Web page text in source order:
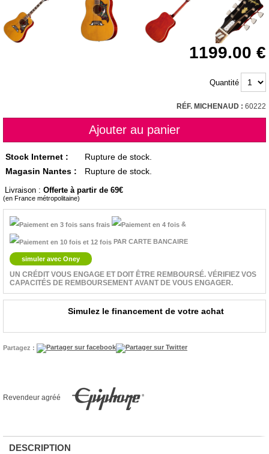
1199.00
Quantité
RÉF. MICHENAUD : 60222
Stock Internet :
Rupture de stock.
Magasin Nantes :
Rupture de stock.
Livraison : Offerte à partir de 69
(en France métropolitaine)
&
PAR CARTE BANCAIRE
simuler avec Oney
UN CRÉDIT VOUS ENGAGE ET DOIT ÊTRE REMBOURSÉ. VÉRIFIEZ VOS
CAPACITÉS DE REMBOURSEMENT AVANT DE VOUS ENGAGER.
Simulez le financement de votre achat
Partagez :
Revendeur agréé
DESCRIPTION